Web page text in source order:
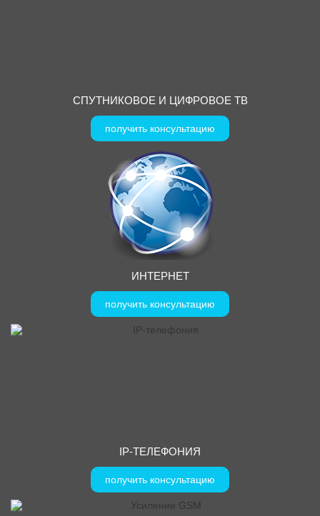
СПУТНИКОВОЕ И ЦИФРОВОЕ ТВ
получить консультацию
ИНТЕРНЕТ
получить консультацию
IP-ТЕЛЕФОНИЯ
получить консультацию